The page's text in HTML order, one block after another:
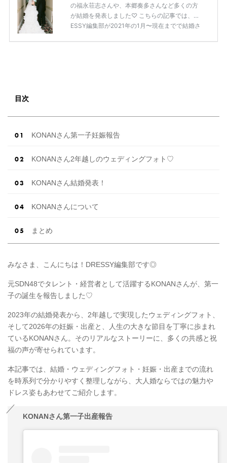
の福永荘志さんや、本郷奏多さんなど多くの方
が結婚を発表しました♡ こちらの記事では、DR
ESSY編集部が2021年の1月〜現在までで結婚さ
目次
KONANさん第一子妊娠報告
KONANさん2年越しのウェディングフォト♡
KONANさん結婚発表！
KONANさんについて
まとめ
みなさま、こんにちは！DRESSY編集部です◎
元SDN48でタレント・経営者として活躍するKONANさんが、第一
子の誕生を報告しました♡
2023年の結婚発表から、2年越しで実現したウェディングフォト、
そして2026年の妊娠・出産と、人生の大きな節目を丁寧に歩まれ
ているKONANさん。そのリアルなストーリーに、多くの共感と祝
福の声が寄せられています。
本記事では、結婚・ウェディングフォト・妊娠・出産までの流れ
を時系列で分かりやすく整理しながら、大人婚ならではの魅力や
ドレス姿もあわせてご紹介します。
KONANさん第一子出産報告